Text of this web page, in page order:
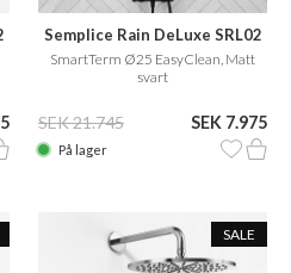
Semplice Rain DeLuxe SRL02
SmartTerm Ø25 EasyClean, Matt
svart
SEK 21.745 SEK 7.975
På lager
SALE